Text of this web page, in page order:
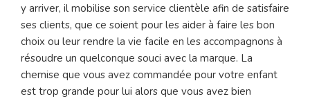
y arriver, il mobilise son service clientèle afin de satisfaire
ses clients, que ce soient pour les aider à faire les bon
choix ou leur rendre la vie facile en les accompagnons à
résoudre un quelconque souci avec la marque. La
chemise que vous avez commandée pour votre enfant
est trop grande pour lui alors que vous avez bien